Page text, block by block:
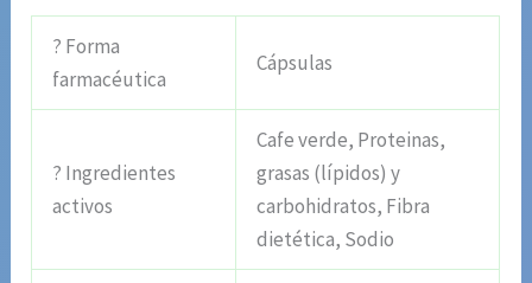
? Forma
farmacéutica
Cápsulas
? Ingredientes
activos
Cafe verde, Proteinas,
grasas (lípidos) y
carbohidratos, Fibra
dietética, Sodio